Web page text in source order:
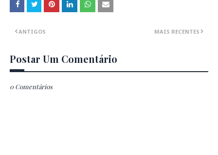
MAIS RECENTES
ANTIGOS
Postar Um Comentário
0 Comentários